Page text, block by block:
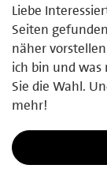
Liebe
Seiten
näher
ich bin und was
Sie die Wahl.
mehr!